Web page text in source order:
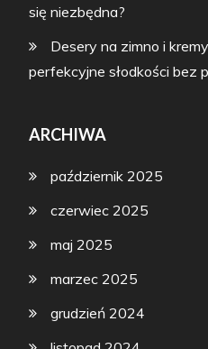
się niezbędna?
Desery na zimno i
perfekcyjne słodkości bez
ARCHIWA
październik 2025
czerwiec 2025
maj 2025
marzec 2025
grudzień 2024